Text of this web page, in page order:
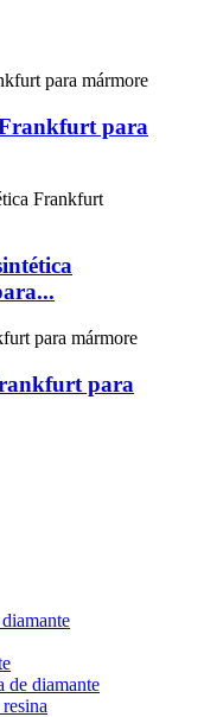
para
para
de diamante